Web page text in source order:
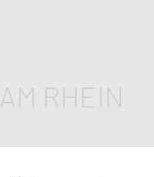
AM RHEIN